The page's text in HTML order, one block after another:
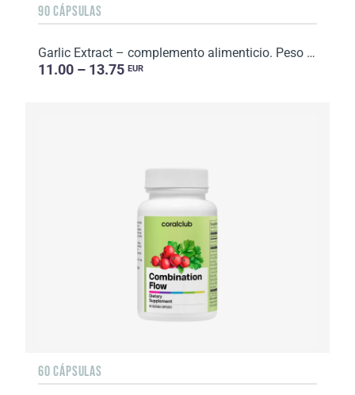
90 CÁPSULAS
Garlic Extract – complemento alimenticio. Peso neto: 23 g.
11.00 – 13.75 EUR
60 CÁPSULAS